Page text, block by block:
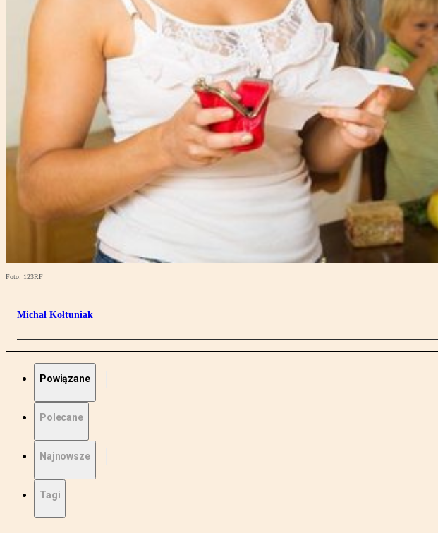
Foto: 123RF
Michał Kołtuniak
Powiązane
Polecane
Najnowsze
Tagi